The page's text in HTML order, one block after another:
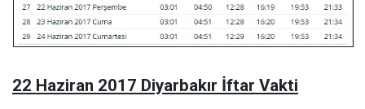
22 Haziran 2017 Diyarbakır İftar Vakti